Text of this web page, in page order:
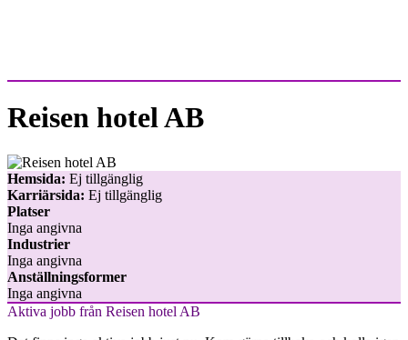
Reisen hotel AB
Hemsida: Ej tillgänglig
Karriärsida: Ej tillgänglig
Platser
Inga angivna
Industrier
Inga angivna
Anställningsformer
Inga angivna
Aktiva jobb från Reisen hotel AB